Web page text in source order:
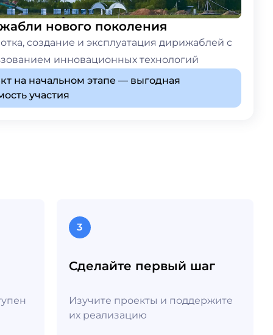
нового поколения
создание и эксплуатация дирижаблей с
инновационных технологий
на начальном этапе — выгодная
участия
3
Сделайте первый шаг
Изучите проекты и поддержите
их реализацию